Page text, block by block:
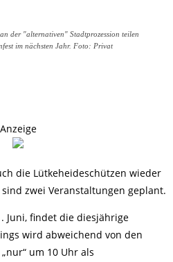
der "alternativen" Stadtprozession teilen
im nächsten Jahr. Foto: Privat
Anzeige
die Lütkeheideschützen wieder
zwei Veranstaltungen geplant.
Juni, findet die diesjährige
wird abweichend von den
um 10 Uhr als